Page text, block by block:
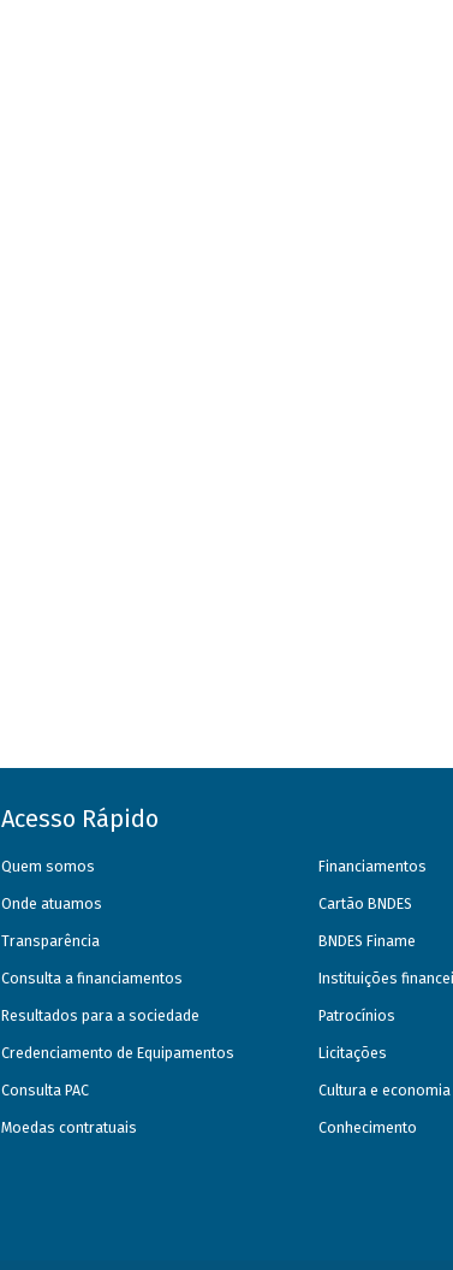
Acesso Rápido
Quem somos
Onde atuamos
Transparência
Consulta a financiamentos
Resultados para a sociedade
Credenciamento de Equipamentos
Consulta PAC
Moedas contratuais
Financiamentos
Cartão BNDES
BNDES Finame
Instituições
Patrocínios
Licitações
Cultura e
Conhecimento